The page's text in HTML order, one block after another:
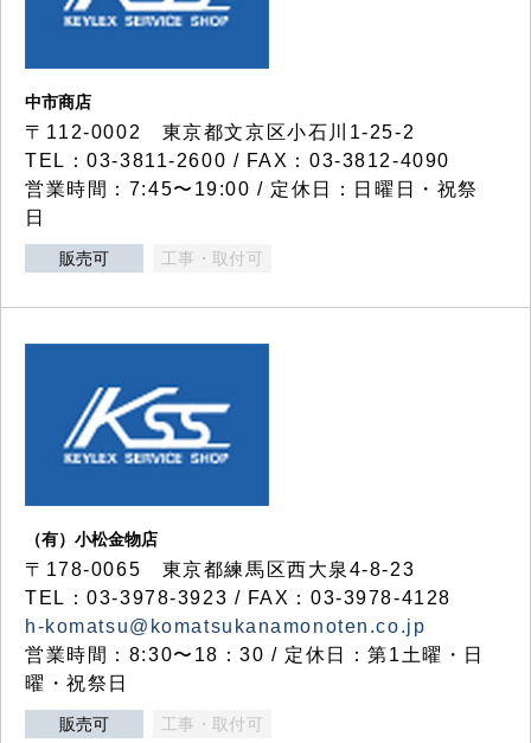
中市商店
〒112-0002 東京都文京区小石川1-25-2
TEL：03-3811-2600 / FAX：03-3812-4090
営業時間：7:45〜19:00 / 定休日：日曜日・祝祭
日
販売可 工事・取付可
（有）小松金物店
〒178-0065 東京都練馬区西大泉4-8-23
TEL：03-3978-3923 / FAX：03-3978-4128
h-komatsu@komatsukanamonoten.co.jp
営業時間：8:30〜18：30 / 定休日：第1土曜・日
曜・祝祭日
販売可 工事・取付可